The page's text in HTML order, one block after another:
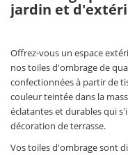
jardin et
Offrez-vous un espace
nos toiles d'ombrage de
confectionnées à partir de
couleur teintée dans la
éclatantes et durables qui
décoration de terrasse.
Vos toiles d'ombrage sont